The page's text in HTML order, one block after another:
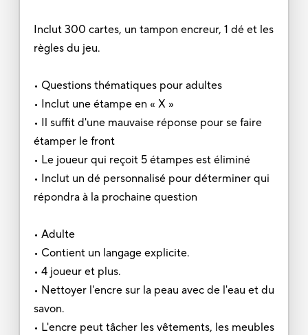
Inclut 300 cartes, un tampon encreur, 1 dé et les
règles du jeu.
• Questions thématiques pour adultes
• Inclut une étampe en « X »
• Il suffit d'une mauvaise réponse pour se faire
étamper le front
• Le joueur qui reçoit 5 étampes est éliminé
• Inclut un dé personnalisé pour déterminer qui
répondra à la prochaine question
• Adulte
• Contient un langage explicite.
• 4 joueur et plus.
• Nettoyer l'encre sur la peau avec de l'eau et du
savon.
• L'encre peut tâcher les vêtements, les meubles